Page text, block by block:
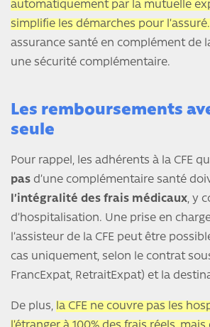
automatiquement par la mutuelle
simplifie les démarches pour l’assuré.
assurance santé en complément de
une sécurité complémentaire.
Les remboursements
seule
Pour rappel, les adhérents à la CFE
pas d’une complémentaire santé
l’intégralité des frais médicaux, y
d’hospitalisation. Une prise en
l’assisteur de la CFE peut être
cas uniquement, selon le contrat
FrancExpat, RetraitExpat) et la
De plus, la CFE ne couvre pas les